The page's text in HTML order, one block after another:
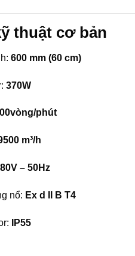
thuật cơ bản
600 mm (60 cm)
370W
phút
m³/h
– 50Hz
nổ: Ex d II B T4
IP55